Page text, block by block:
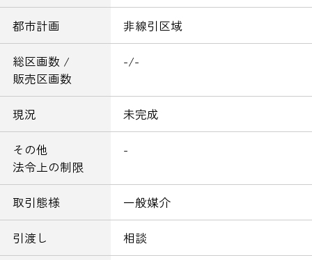
都市計画 非線引区域
総区画数 /
販売区画数
-/-
現況 未完成
その他
法令上の制限
-
取引態様 一般媒介
引渡し 相談